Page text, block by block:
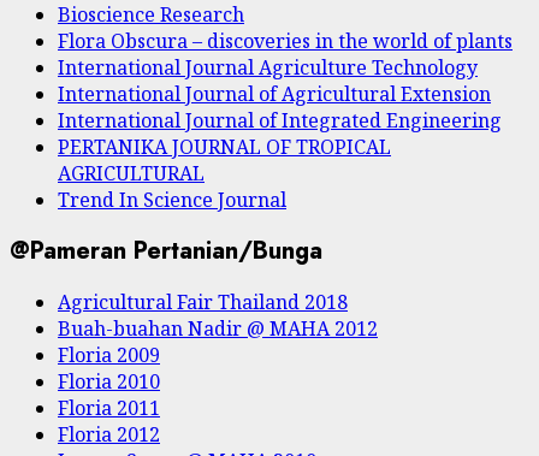
Bioscience Research
Flora Obscura – discoveries in the world of plants
International Journal Agriculture Technology
International Journal of Agricultural Extension
International Journal of Integrated Engineering
PERTANIKA JOURNAL OF TROPICAL
AGRICULTURAL
Trend In Science Journal
@Pameran Pertanian/Bunga
Agricultural Fair Thailand 2018
Buah-buahan Nadir @ MAHA 2012
Floria 2009
Floria 2010
Floria 2011
Floria 2012